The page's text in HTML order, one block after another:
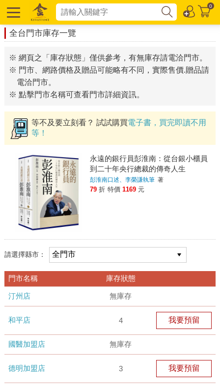
0
全台門市庫存一覽
※ 網頁之「庫存狀態」僅供參考，有無庫存請電洽門市。
※ 門市、網路價格及贈品可能略有不同，實際售價.贈品請
電洽門市。
※ 點擊門市名稱可查看門市詳細資訊。
等不及要立刻看？ 試試購買電子書，買完即讀不用
等！
永遠的銀行員彭淮南：從台銀小櫃員
到二十年央行總裁的傳奇人生
彭淮南口述、李榮謙執筆 著
79 折 特價 1169 元
請選擇縣市：
門市名稱 庫存狀態
汀州店 無庫存
和平店 4 我要預留
國醫加盟店 無庫存
德明加盟店 3 我要預留